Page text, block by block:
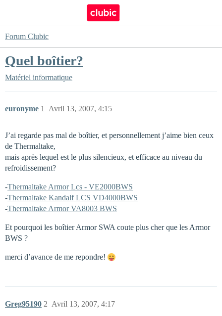
Forum Clubic
Quel boîtier?
Matériel informatique
euronyme Avril 13, 2007, 4:15
1
J’ai regarde pas mal de boîtier, et personnellement j’aime bien ceux
de Thermaltake,
mais après lequel est le plus silencieux, et efficace au niveau du
refroidissement?
-Thermaltake Armor Lcs - VE2000BWS
-Thermaltake Kandalf LCS VD4000BWS
-Thermaltake Armor VA8003 BWS
Et pourquoi les boîtier Armor SWA coute plus cher que les Armor
BWS ?
merci d’avance de me repondre!
Greg95190 Avril 13, 2007, 4:17
2